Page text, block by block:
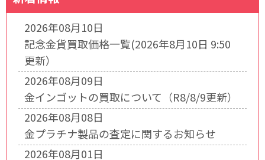
2026年08月10日
記念金貨買取価格一覧(2026年8月10日 9:50
更新）
2026年08月09日
金インゴットの買取について（R8/8/9更新）
2026年08月08日
金プラチナ製品の査定に関するお知らせ
2026年08月01日